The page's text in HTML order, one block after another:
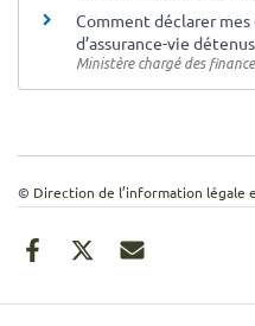
Comment déclarer
d’assurance-vie
Ministère chargé des
© Direction de l’information légale